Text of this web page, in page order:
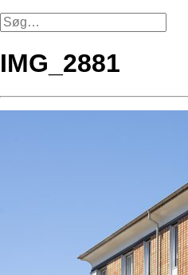
IMG_2881